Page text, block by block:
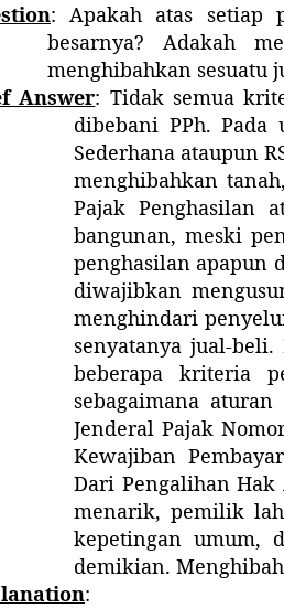
: Apakah atas setiap
besarnya? Adakah
menghibahkan sesuatu
Answer: Tidak semua
dibebani PPh. Pada
Sederhana ataupun
menghibahkan
Pajak Penghasilan
bangunan, meski
penghasilan apapun
diwajibkan
menghindari
senyatanya jual-
beberapa kriteria
sebagaimana
Jenderal Pajak
Kewajiban
Dari Pengalihan Hak
menarik, pemilik
kepetingan umum,
demikian.
: